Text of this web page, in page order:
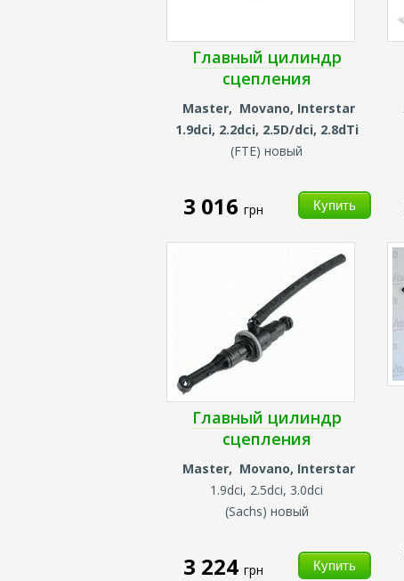
Главный цилиндр
сцепления
Master, Movano, Interstar
1.9dci, 2.2dci, 2.5D/dci, 2.8dTi
(FTE) новый
3 016 грн
Главный цилиндр
сцепления
Master, Movano, Interstar
1.9dci, 2.5dci, 3.0dci
(Sachs) новый
3 224 грн